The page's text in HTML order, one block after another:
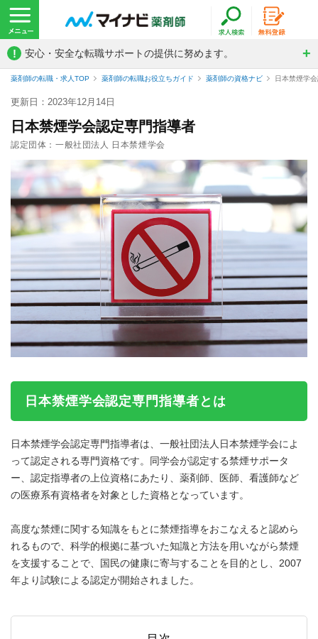
! 安心・安全な転職サポートの提供に努めます。
薬剤師の転職・求人TOP 薬剤師の転職お役立ちガイド 薬剤師の資格ナビ 日本禁煙学
更新日：2023年12月14日
日本禁煙学会認定専門指導者
認定団体：一般社団法人 日本禁煙学会
日本禁煙学会認定専門指導者とは
日本禁煙学会認定専門指導者は、一般社団法人日本禁煙学会によ
って認定される専門資格です。同学会が認定する禁煙サポータ
ー、認定指導者の上位資格にあたり、薬剤師、医師、看護師など
の医療系有資格者を対象とした資格となっています。
高度な禁煙に関する知識をもとに禁煙指導をおこなえると認めら
れるもので、科学的根拠に基づいた知識と方法を用いながら禁煙
を支援することで、国民の健康に寄与することを目的とし、2007
年より試験による認定が開始されました。